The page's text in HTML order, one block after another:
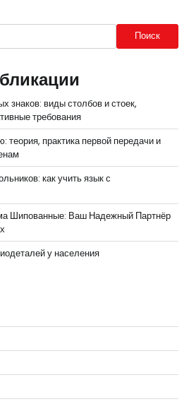
Поиск
знаков: виды столбов и стоек,
требования
теория, практика первой передачи и
как учить язык с
Шипованные: Ваш Надежный Партнёр
у населения